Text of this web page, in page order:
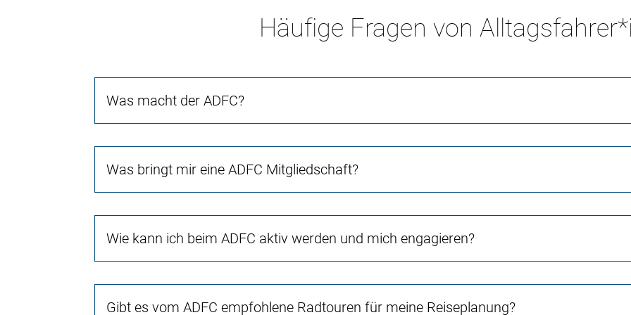
Häufige Fragen von
Was macht der ADFC?
Was bringt mir eine ADFC Mitgliedschaft?
Wie kann ich beim ADFC aktiv werden und mich engagieren?
Gibt es vom ADFC empfohlene Radtouren für meine Reiseplanung?